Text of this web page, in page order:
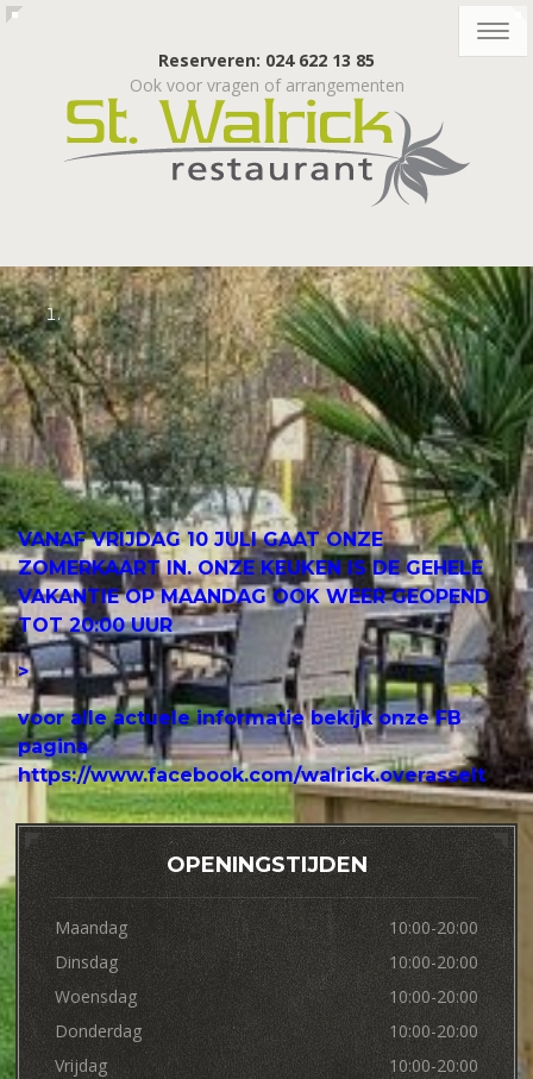
Reserveren: 024 622 13 85
Ook voor vragen of arrangementen
VANAF VRIJDAG 10 JULI GAAT ONZE
ZOMERKAART IN. ONZE KEUKEN IS DE GEHELE
VAKANTIE OP MAANDAG OOK WEER GEOPEND
TOT 20:00 UUR
>
voor alle actuele informatie bekijk onze FB
pagina
https://www.facebook.com/walrick.overasselt
OPENINGSTIJDEN
Maandag
10:00-20:00
Dinsdag
10:00-20:00
Woensdag
10:00-20:00
Donderdag
10:00-20:00
Vrijdag
10:00-20:00